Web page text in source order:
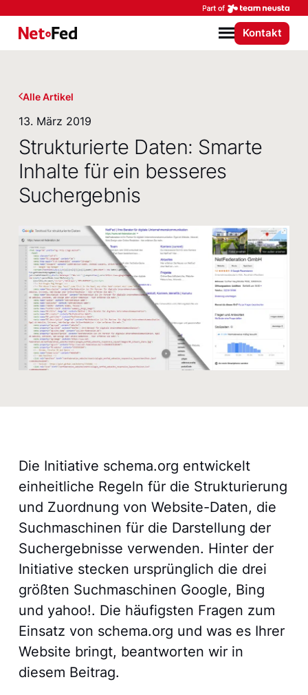
NetFederation GmbH
Menü
Kontakt
Alle Artikel
13. März 2019
Strukturierte Daten: Smarte
Inhalte für ein besseres
Suchergebnis
Die Initiative schema.org entwickelt
einheitliche Regeln für die Strukturierung
und Zuordnung von Website-Daten, die
Suchmaschinen für die Darstellung der
Suchergebnisse verwenden. Hinter der
Initiative stecken ursprünglich die drei
größten Suchmaschinen Google, Bing
und yahoo!. Die häufigsten Fragen zum
Einsatz von schema.org und was es Ihrer
Website bringt, beantworten wir in
diesem Beitrag.